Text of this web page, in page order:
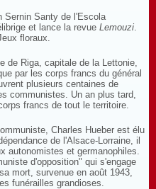
Sernin Santy de l'Escola
et lance la revue Lemouzi.
floraux.
de Riga, capitale de la Lettonie,
par les corps francs du général
plusieurs centaines de
communistes. Un an plus tard,
francs de tout le territoire.
Charles Hueber est élu
de l'Alsace-Lorraine, il
autonomistes et germanophiles.
d'opposition" qui s'engage
mort, survenue en août 1943,
funérailles grandioses.